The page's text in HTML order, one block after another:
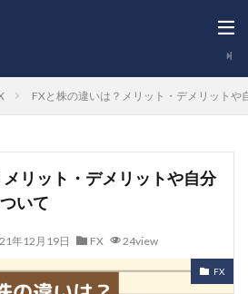
FXと株の違いは？メリット・デメリットや
リット・デメリットや自分
いて
年12月19日 FX 24view
FX